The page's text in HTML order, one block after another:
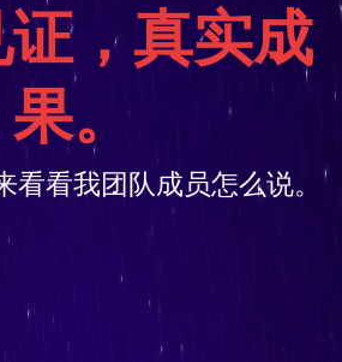
，真实成
果。
看看我团队成员怎么说。